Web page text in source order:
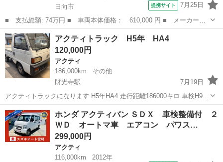
日向市
提携サイト 7月25日
■ 支払総額: 74万円 ■ 車両本体価格： 610,000 円 ■ メーカー
名： ホンダ ■ 車種名： アクティトラック ■ グレード名： Ｓ
ＤＸ ＭＴ エアコン 運転席エアバッグ ■ 排気量： 660cc ■ ド
ア枚数...
宮崎 日向市 アクティ
アクティトラック H5年 HA4
120,000円
アクティ
186,000km
その他
財光寺駅
7月19日
アクティトラックになります H5年HA4 走行距離186000キロ 車検H9年
3月27日まで エアコンパワステなしです お世辞にもキレイとはいえま
せんがエンジンも問題なく元気に走ります ヘッドからオイル漏れして
いるのとチェ...
宮崎 日向市 財光寺駅
ホンダ アクティバン ＳＤＸ 車検整備付 ２
ＷＤ オートマ車 エアコン パワス…
299,000円
アクティ
116,000km
2012年